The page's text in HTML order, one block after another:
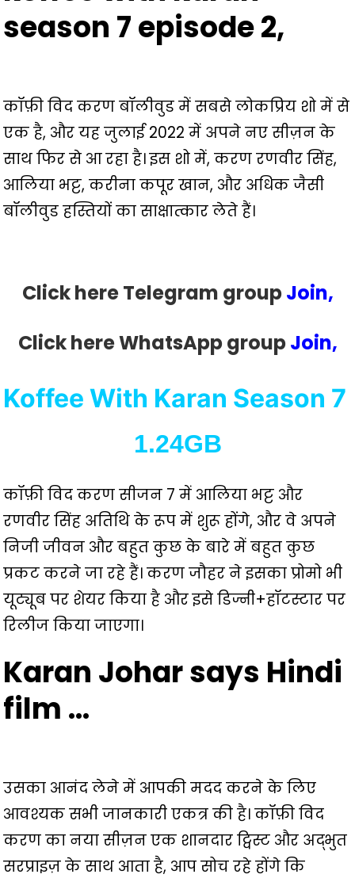
season 7 episode 2,
कॉफ़ी विद करण बॉलीवुड में सबसे लोकप्रिय शो में से
एक है, और यह जुलाई 2022 में अपने नए सीज़न के
साथ फिर से आ रहा है। इस शो में, करण रणवीर सिंह,
आलिया भट्ट, करीना कपूर खान, और अधिक जैसी
बॉलीवुड हस्तियों का साक्षात्कार लेते हैं।
Click here Telegram groupJoin,
Click here WhatsApp groupJoin,
1.24GB
कॉफ़ी विद करण सीजन 7 में आलिया भट्ट और
रणवीर सिंह अतिथि के रूप में शुरू होंगे, और वे अपने
निजी जीवन और बहुत कुछ के बारे में बहुत कुछ
प्रकट करने जा रहे हैं। करण जौहर ने इसका प्रोमो भी
यूट्यूब पर शेयर किया है और इसे डिज्नी+हॉटस्टार पर
रिलीज किया जाएगा।
Karan Johar says Hindi
film …
उसका आनंद लेने में आपकी मदद करने के लिए
आवश्यक सभी जानकारी एकत्र की है। कॉफ़ी विद
करण का नया सीज़न एक शानदार ट्विस्ट और अद्भुत
सरप्राइज़ के साथ आता है, आप सोच रहे होंगे कि